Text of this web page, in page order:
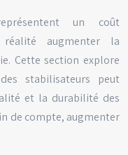
un coût
augmenter la
Cette section explore
stabilisateurs peut
et la durabilité des
de compte, augmenter